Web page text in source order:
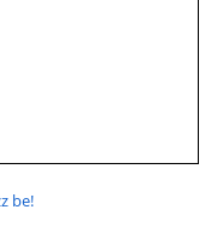
be!